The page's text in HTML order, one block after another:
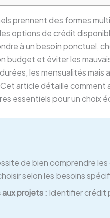
prennent des formes
options de crédit
à un besoin ponctuel,
budget et éviter les
les mensualités mais
article détaille comment
essentiels pour un choix
de bien comprendre
selon les besoins
projets : Identifier crédit